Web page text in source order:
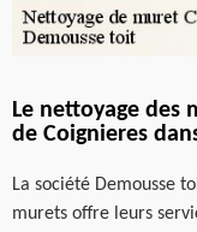
Le nettoyage des
de Coignieres
La société Demousse
murets offre leurs